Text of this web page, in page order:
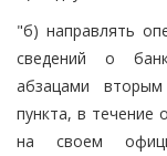
"б) направлять
сведений о
абзацами
пункта, в течение
на своем